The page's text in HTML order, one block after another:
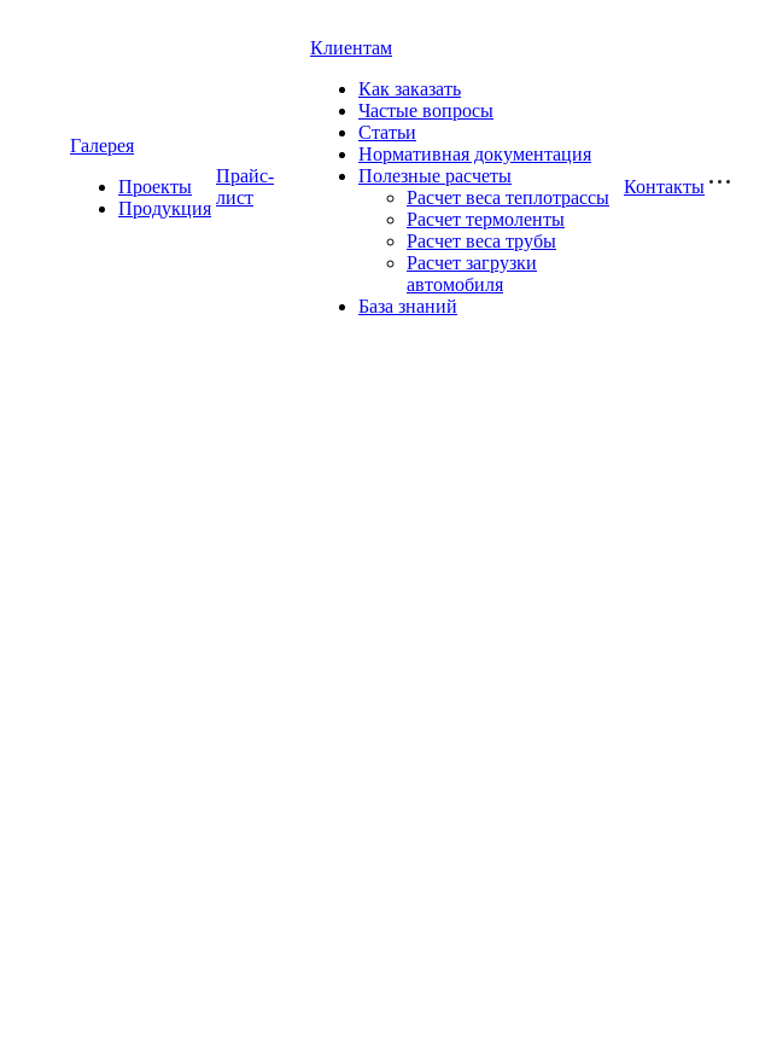
Галерея
Проекты
Продукция
Прайс-
лист
Клиентам
Как заказать
Частые вопросы
Статьи
Нормативная документация
Полезные расчеты
Расчет веса теплотрассы
Расчет термоленты
Расчет веса трубы
Расчет загрузки
автомобиля
База знаний
Контакты